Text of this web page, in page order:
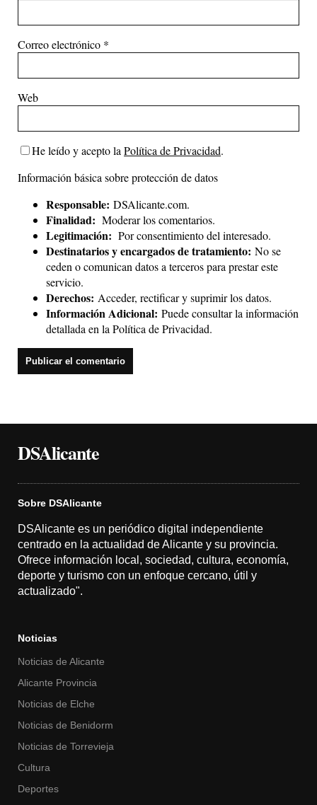
Correo electrónico *
Web
He leído y acepto la Política de Privacidad.
Información básica sobre protección de datos
Responsable: DSAlicante.com.
Finalidad: Moderar los comentarios.
Legitimación: Por consentimiento del interesado.
Destinatarios y encargados de tratamiento: No se
ceden o comunican datos a terceros para prestar este
servicio.
Derechos: Acceder, rectificar y suprimir los datos.
Información Adicional: Puede consultar la información
detallada en la Política de Privacidad.
DSAlicante
Sobre DSAlicante
DSAlicante es un periódico digital independiente
centrado en la actualidad de Alicante y su provincia.
Ofrece información local, sociedad, cultura, economía,
deporte y turismo con un enfoque cercano, útil y
actualizado".
Noticias
Noticias de Alicante
Alicante Provincia
Noticias de Elche
Noticias de Benidorm
Noticias de Torrevieja
Cultura
Deportes